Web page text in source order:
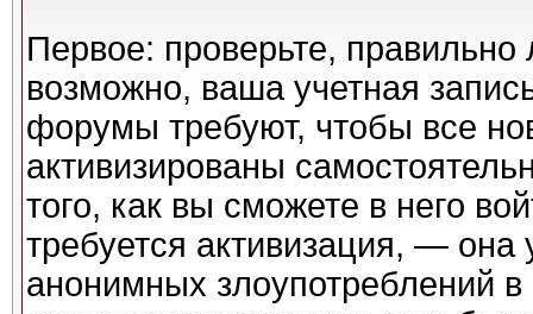
Первое: проверьте,
возможно, ваша учетная
форумы требуют, чтобы все
активизированы
того, как вы сможете в него
требуется активизация, —
анонимных злоупотреблений